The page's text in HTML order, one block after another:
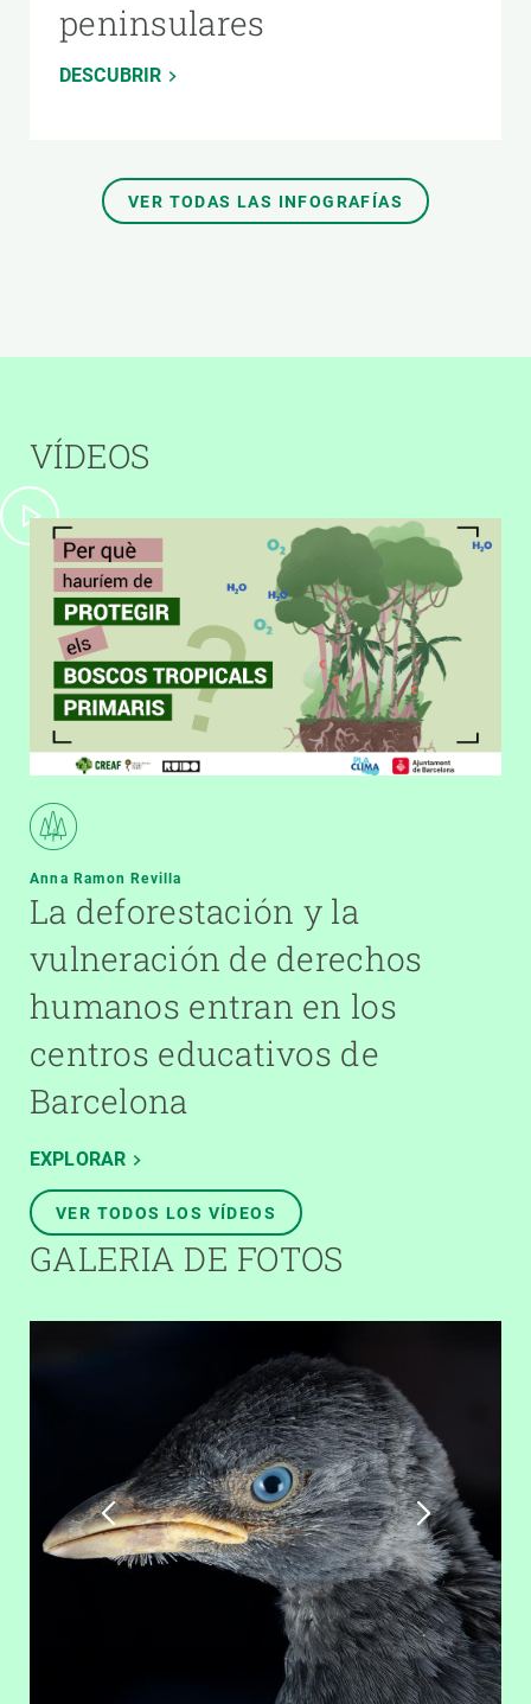
peninsulares
DESCUBRIR
VER TODAS LAS INFOGRAFÍAS
VÍDEOS
Anna Ramon Revilla
La deforestación y la
vulneración de derechos
humanos entran en los
centros educativos de
Barcelona
EXPLORAR
VER TODOS LOS VÍDEOS
GALERIA DE FOTOS